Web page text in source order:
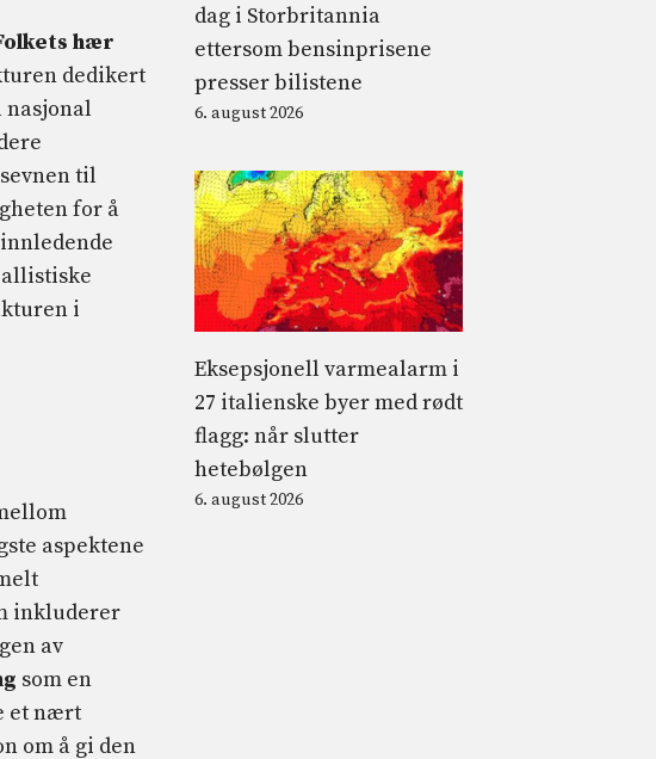
hær
dedikert
nasjonal
til
for å
i
aspektene
inkluderer
av
som en
et nært
om å gi den
dag i Storbritannia
ettersom bensinprisene
presser bilistene
6. august 2026
Eksepsjonell varmealarm i
27 italienske byer med rødt
flagg: når slutter
hetebølgen
6. august 2026